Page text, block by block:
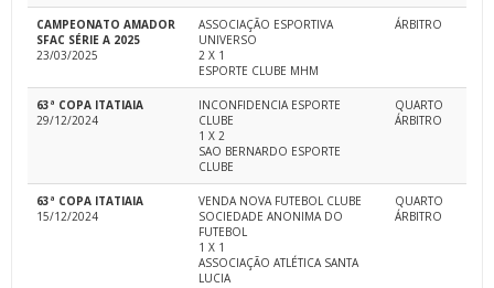
CAMPEONATO AMADOR
SFAC SÉRIE A 2025
23/03/2025
ASSOCIAÇÃO ESPORTIVA
UNIVERSO
2 X 1
ESPORTE CLUBE MHM
ÁRBITRO
63ª COPA ITATIAIA
29/12/2024
INCONFIDENCIA ESPORTE
CLUBE
1 X 2
SAO BERNARDO ESPORTE
CLUBE
QUARTO
ÁRBITRO
63ª COPA ITATIAIA
15/12/2024
VENDA NOVA FUTEBOL CLUBE
SOCIEDADE ANONIMA DO
FUTEBOL
1 X 1
ASSOCIAÇÃO ATLÉTICA SANTA
LUCIA
QUARTO
ÁRBITRO